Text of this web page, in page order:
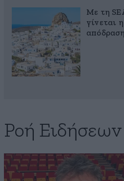
Με τη
γίνεται
Ροή Ειδήσεων